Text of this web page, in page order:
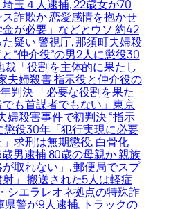
玉４人逮捕, 22歳女が70
詐欺か 恋愛感情を抱かせ
金が必要」などとウソ 約42
疑い 警視庁, 那須町夫婦殺
“仲介役”の男2人に懲役30
裁「役割を主体的に果たし
夫婦殺害 指示役と仲介役の
判決 「必要な役割を果た
でも首謀者でもない」東京
婦殺害事件で初判決 “指示
懲役30年「犯行実現に必要
求刑は無期懲役, 白骨化
男逮捕 80歳の母親か 親族
取れない」, 郵便局でスプ
」 搬送された5人は軽症
シエラレオネ拠点の特殊詐
県警が9人逮捕, トラックの